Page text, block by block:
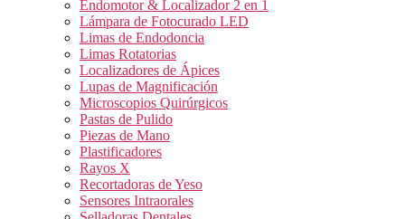
Endomotor & Localizador 2 en 1
Lámpara de Fotocurado LED
Limas de Endodoncia
Limas Rotatorias
Localizadores de Ápices
Lupas de Magnificación
Microscopios Quirúrgicos
Pastas de Pulido
Piezas de Mano
Plastificadores
Rayos X
Recortadoras de Yeso
Sensores Intraorales